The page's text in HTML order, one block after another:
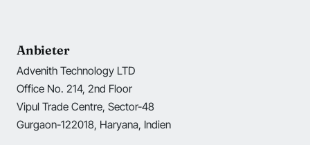
Anbieter
Advenith Technology LTD
Office No. 214, 2nd Floor
Vipul Trade Centre, Sector-48
Gurgaon-122018, Haryana, Indien